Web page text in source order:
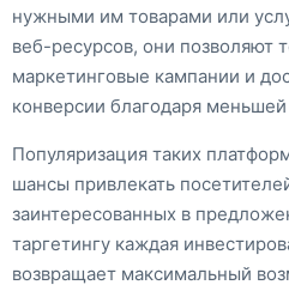
нужными им товарами или
веб-ресурсов, они позволяют
маркетинговые кампании и
конверсии благодаря
Популяризация таких
шансы привлекать
заинтересованных в
таргетингу каждая
возвращает максимальный